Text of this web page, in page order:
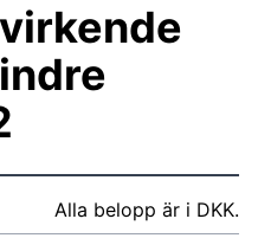
Alla belopp är i DKK.